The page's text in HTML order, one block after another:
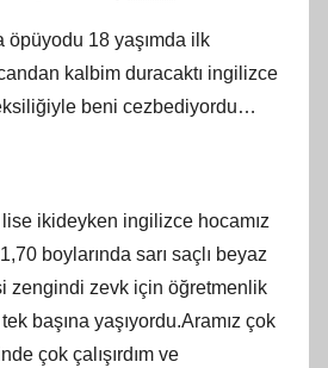
öpüyodu 18 yaşımda ilk
kalbim duracaktı ingilizce
beni cezbediyordu…
ikideyken ingilizce hocamız
boylarında sarı saçlı beyaz
zengindi zevk için öğretmenlik
başına yaşıyordu.Aramız çok
çok çalışırdım ve